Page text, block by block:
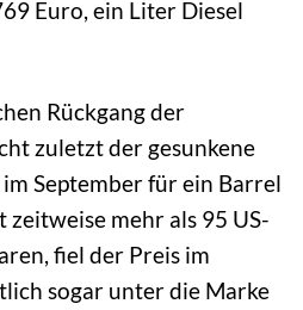
Euro, ein Liter Diesel
Rückgang der
zuletzt der gesunkene
September für ein Barrel
mehr als 95 US-
fiel der Preis im
sogar unter die Marke